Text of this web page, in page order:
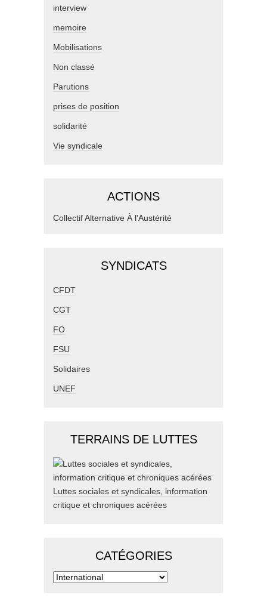
interview
memoire
Mobilisations
Non classé
Parutions
prises de position
solidarité
Vie syndicale
ACTIONS
Collectif Alternative À l'Austérité
SYNDICATS
CFDT
CGT
FO
FSU
Solidaires
UNEF
TERRAINS DE LUTTES
Luttes sociales et syndicales, information
critique et chroniques acérées
CATÉGORIES